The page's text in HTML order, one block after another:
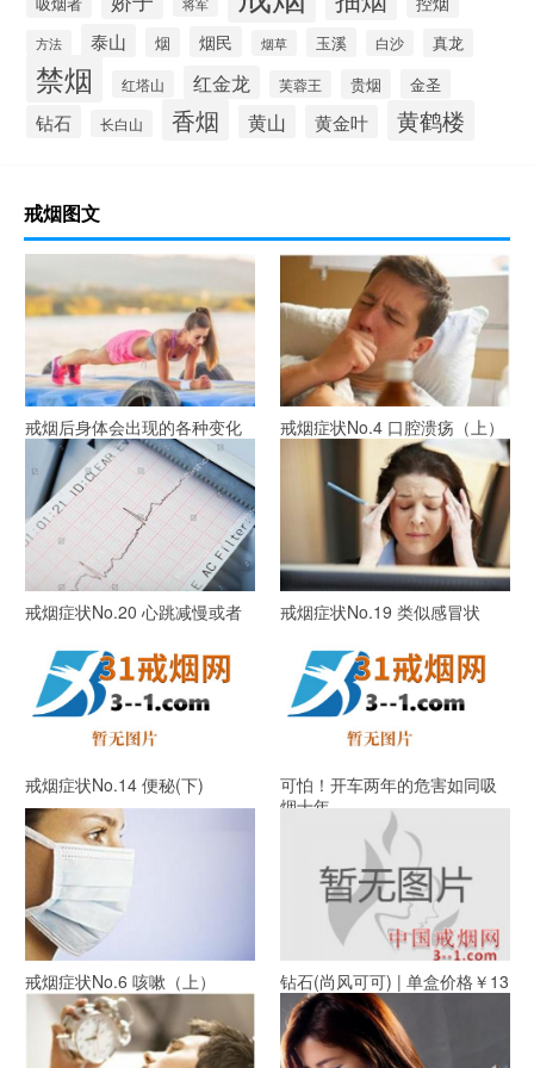
将军
方法 泰山 烟 烟民 烟草 玉溪 白沙 真龙
禁烟 红塔山 红金龙 芙蓉王 贵烟 金圣
钻石 长白山 香烟 黄山 黄金叶 黄鹤楼
戒烟图文
戒烟后身体会出现的各种变化
(第20分钟开始)
戒烟症状No.4 口腔溃疡（上）
戒烟症状No.20 心跳减慢或者
戒烟症状No.19 类似感冒状
戒烟症状No.14 便秘(下)
可怕！开车两年的危害如同吸
烟十年
戒烟症状No.6 咳嗽（上）
钻石(尚风可可) | 单盒价格￥13
元 目前已上市